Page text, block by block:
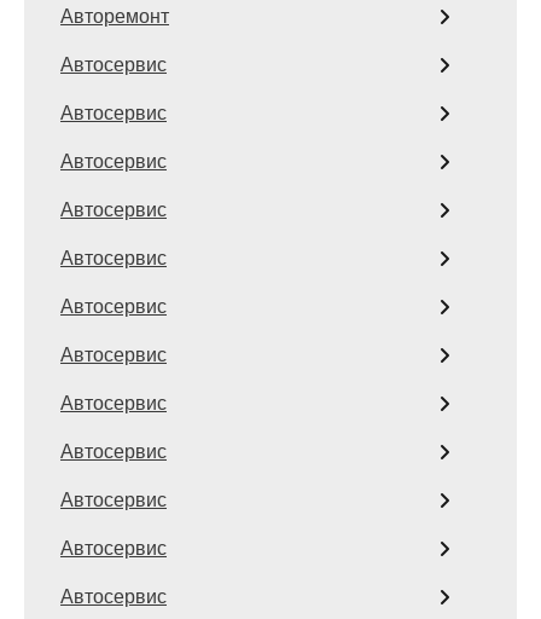
Авторемонт
Автосервис
Автосервис
Автосервис
Автосервис
Автосервис
Автосервис
Автосервис
Автосервис
Автосервис
Автосервис
Автосервис
Автосервис